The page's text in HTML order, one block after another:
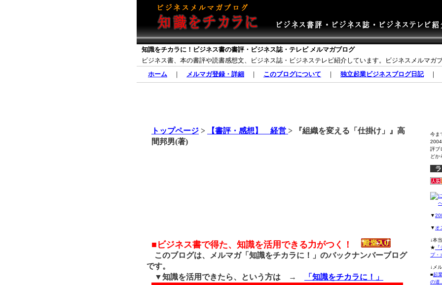
知識をチカラに！ビジネス書の書評・ビジネス誌・テレビ メルマガブログ
ビジネス書、本の書評や読書感想文、ビジネス誌・ビジネステレビ紹介しています。ビジネスメルマガ
ホーム ｜ メルマガ登録・詳細 ｜ このブログについて ｜ 独立起業ビジネスブログ日記｜
トップページ > 【書評・感想】 経営 > 『組織を変える「仕掛け」』高
間邦男(著)
■ビジネス書で得た、知識を活用できる力がつく！
このブログは、メルマガ「知識をチカラに！」のバックナンバーブログ
です。
▼知識を活用できたら、という方は →
「知識をチカラに！」
今ま
評ブ
どか
▼
▼ オ
↓本
★
プ・
↓メ
■起
の道。